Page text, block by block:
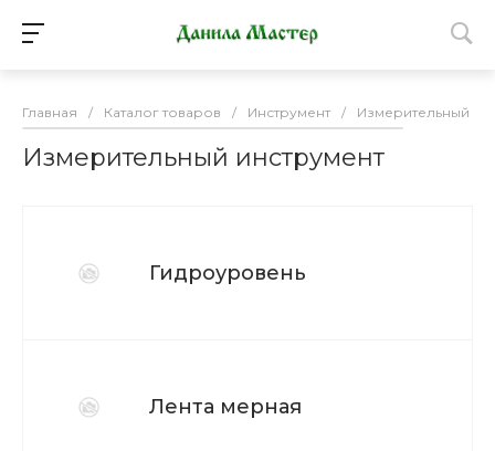
Главная / Каталог товаров / Инструмент / Измерительный
Измерительный инструмент
Гидроуровень
Лента мерная